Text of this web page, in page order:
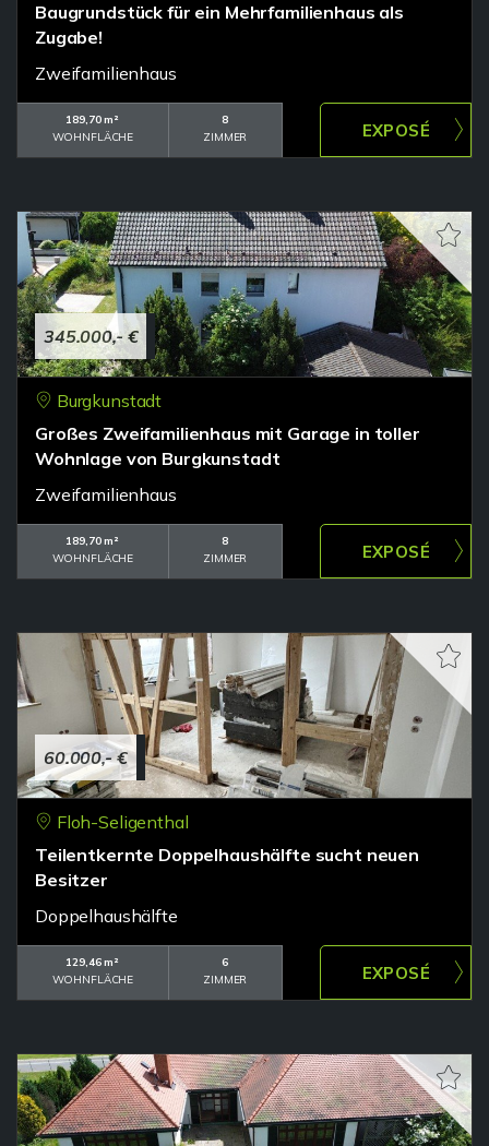
Baugrundstück für ein Mehrfamilienhaus als
Zugabe!
Zweifamilienhaus
189,70 m²
WOHNFLÄCHE
8
ZIMMER
345.000,- €
Burgkunstadt
Großes Zweifamilienhaus mit Garage in toller
Wohnlage von Burgkunstadt
Zweifamilienhaus
189,70 m²
WOHNFLÄCHE
8
ZIMMER
60.000,- €
Floh-Seligenthal
Teilentkernte Doppelhaushälfte sucht neuen
Besitzer
Doppelhaushälfte
129,46 m²
WOHNFLÄCHE
6
ZIMMER